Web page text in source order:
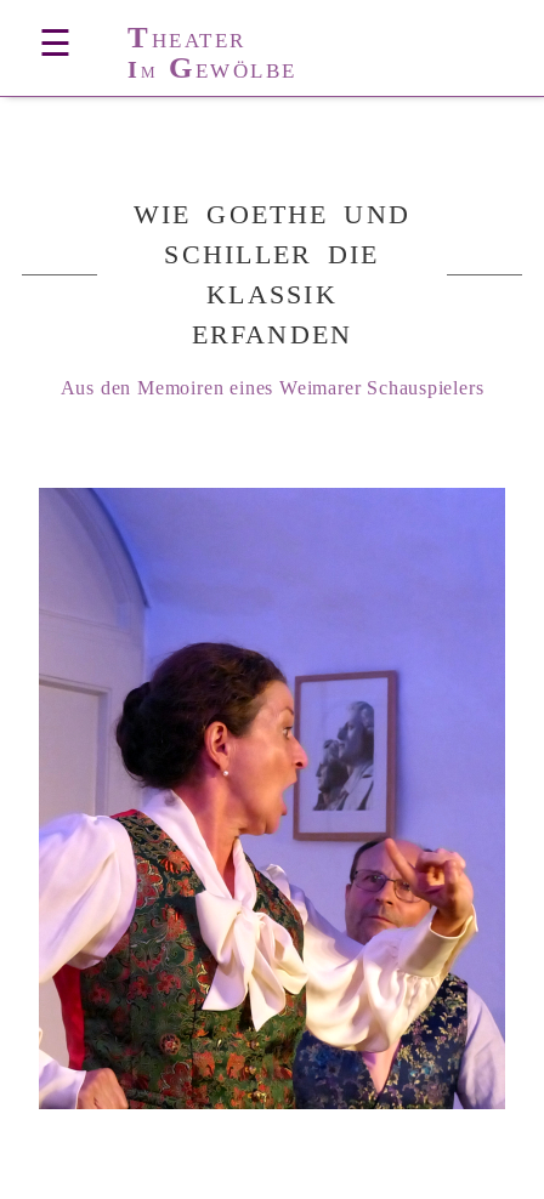
☰ THEATER
I M GEWÖLBE
WIE GOETHE UND
SCHILLER DIE
KLASSIK
ERFANDEN
Aus den Memoiren eines Weimarer Schauspielers